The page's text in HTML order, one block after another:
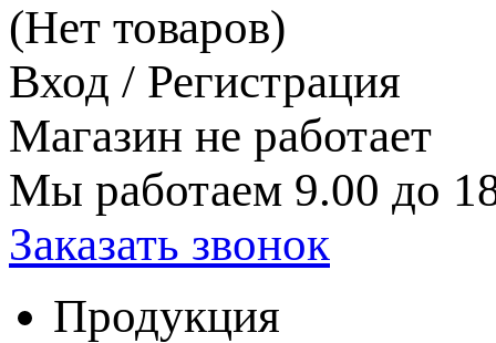
(Нет товаров)
Вход / Регистрация
Магазин не работает
Мы работаем 9.00 до
Заказать звонок
Продукция